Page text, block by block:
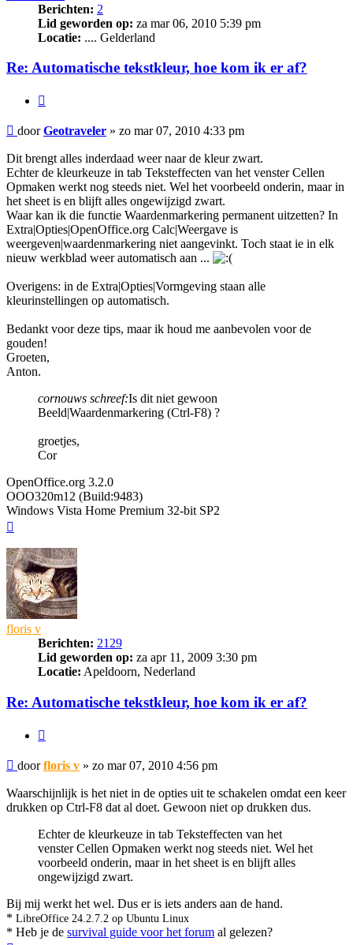
Berichten: 2
Lid geworden op: za mar 06, 2010 5:39 pm
Locatie: .... Gelderland
Re: Automatische tekstkleur, hoe kom ik er af?
Bericht
doorGeotraveler » zo mar 07, 2010 4:33 pm
Dit brengt alles inderdaad weer naar de kleur zwart.
Echter de kleurkeuze in tab Teksteffecten van het venster Cellen
Opmaken werkt nog steeds niet. Wel het voorbeeld onderin, maar in
het sheet is en blijft alles ongewijzigd zwart.
Waar kan ik die functie Waardenmarkering permanent uitzetten? In
Extra|Opties|OpenOffice.org Calc|Weergave is
weergeven|waardenmarkering niet aangevinkt. Toch staat ie in elk
nieuw werkblad weer automatisch aan ...
Overigens: in de Extra|Opties|Vormgeving staan alle
kleurinstellingen op automatisch.
Bedankt voor deze tips, maar ik houd me aanbevolen voor de
gouden!
Groeten,
Anton.
cornouws schreef:Is dit niet gewoon
Beeld|Waardenmarkering (Ctrl-F8) ?
groetjes,
Cor
OpenOffice.org 3.2.0
OOO320m12 (Build:9483)
Windows Vista Home Premium 32-bit SP2
floris v
Berichten: 2129
Lid geworden op: za apr 11, 2009 3:30 pm
Locatie: Apeldoorn, Nederland
Re: Automatische tekstkleur, hoe kom ik er af?
Bericht
doorfloris v » zo mar 07, 2010 4:56 pm
Waarschijnlijk is het niet in de opties uit te schakelen omdat een keer
drukken op Ctrl-F8 dat al doet. Gewoon niet op drukken dus.
Echter de kleurkeuze in tab Teksteffecten van het
venster Cellen Opmaken werkt nog steeds niet. Wel het
voorbeeld onderin, maar in het sheet is en blijft alles
ongewijzigd zwart.
Bij mij werkt het wel. Dus er is iets anders aan de hand.
* LibreOffice 24.2.7.2 op Ubuntu Linux
* Heb je de survival guide voor het forum al gelezen?